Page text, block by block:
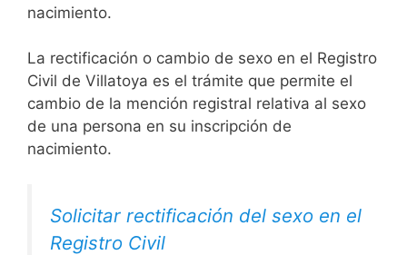
nacimiento.
La rectificación o cambio de sexo en el Registro
Civil de Villatoya es el trámite que permite el
cambio de la mención registral relativa al sexo
de una persona en su inscripción de
nacimiento.
Solicitar rectificación del sexo en el
Registro Civil